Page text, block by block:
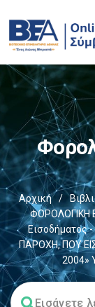
Αρχική /
ΦΟΡΟΛΟΓΙΚΗ
Εισοδήματος -
ΠΑΡΟΧΗ, ΠΟΥ
2004»